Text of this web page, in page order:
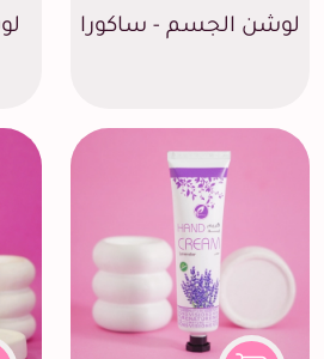
لوشن الجسم - ساكورا